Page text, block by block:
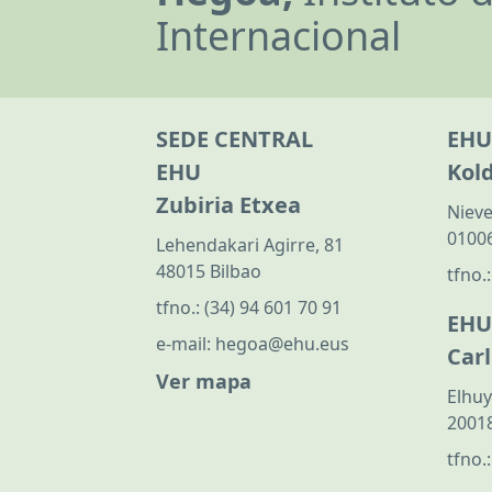
Internacional
SEDE CENTRAL
EHU
Zubiria Etxea
Lehendakari Agirre, 81
48015 Bilbao
tfno.: (34) 94 601 70 91
e-mail: hegoa@ehu.eus
Ver mapa
EHU
EHU